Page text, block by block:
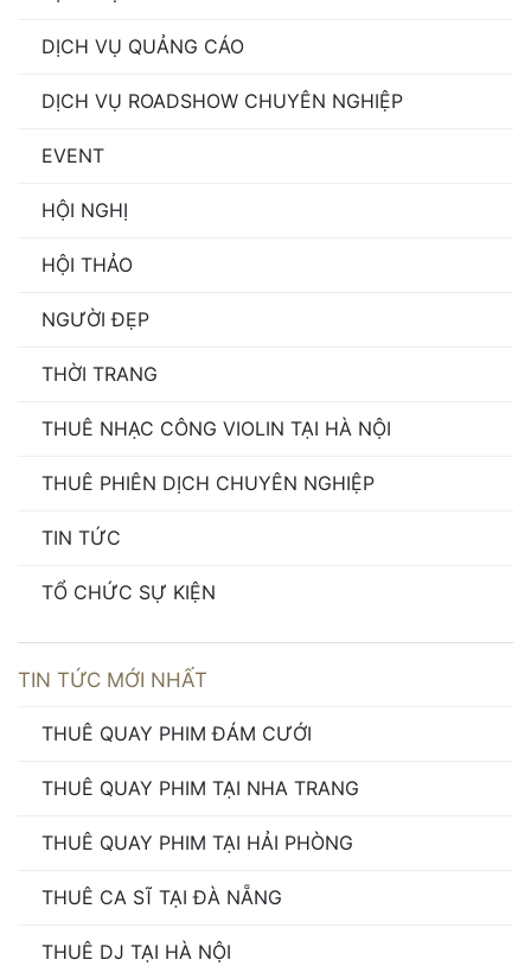
DỊCH VỤ QUẢNG CÁO
DỊCH VỤ ROADSHOW CHUYÊN NGHIỆP
EVENT
HỘI NGHỊ
HỘI THẢO
NGƯỜI ĐẸP
THỜI TRANG
THUÊ NHẠC CÔNG VIOLIN TẠI HÀ NỘI
THUÊ PHIÊN DỊCH CHUYÊN NGHIỆP
TIN TỨC
TỔ CHỨC SỰ KIỆN
TIN TỨC MỚI NHẤT
THUÊ QUAY PHIM ĐÁM CƯỚI
THUÊ QUAY PHIM TẠI NHA TRANG
THUÊ QUAY PHIM TẠI HẢI PHÒNG
THUÊ CA SĨ TẠI ĐÀ NẴNG
THUÊ DJ TẠI HÀ NỘI